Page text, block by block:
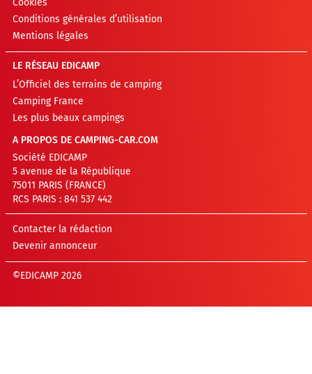
Conditions générales d’utilisation
Mentions légales
LE RÉSEAU EDICAMP
L’Officiel des terrains de camping
Camping France
Les plus beaux campings
A PROPOS DE CAMPING-CAR.COM
Société EDICAMP
5 avenue de la République
75011 PARIS (FRANCE)
RCS PARIS : 841 537 442
Contacter la rédaction
Devenir annonceur
©EDICAMP 2026